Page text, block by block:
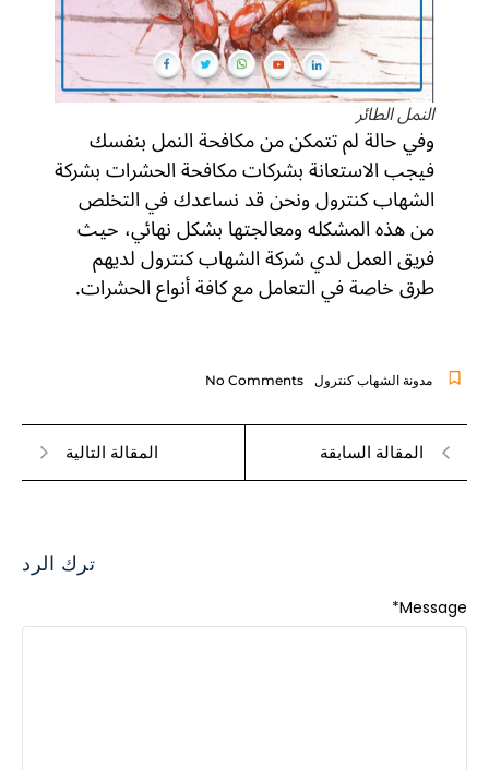
النمل الطائر
وفي حالة لم تتمكن من مكافحة النمل بنفسك
فيجب الاستعانة بشركات مكافحة الحشرات بشركة
الشهاب كنترول ونحن قد نساعدك في التخلص
من هذه المشكله ومعالجتها بشكل نهائي، حيث
فريق العمل لدي شركة الشهاب كنترول لديهم
طرق خاصة في التعامل مع كافة أنواع الحشرات.
مدونة الشهاب كنترول
المقالة السابقة المقالة التالية
ترك الرد
Message
*